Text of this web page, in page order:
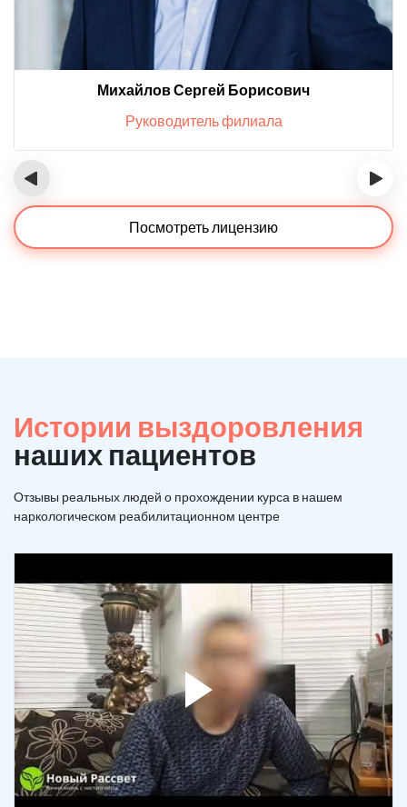
Михайлов Сергей Борисович
Руководитель филиала
‹ ›
Посмотреть лицензию
Истории выздоровления
наших пациентов
Отзывы реальных людей о прохождении курса в нашем
наркологическом реабилитационном центре